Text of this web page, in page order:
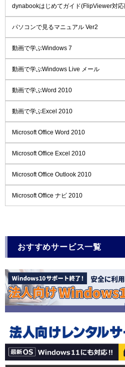
dynabookはじめてガイド(FlipViewer対応
パソコンで見るマニュアル Ver2
動画で学ぶWindows 7
動画で学ぶWindows Live メール
動画で学ぶWord 2010
動画で学ぶExcel 2010
Microsoft Office Word 2010
Microsoft Office Excel 2010
Microsoft Office Outlook 2010
Microsoft Office ナビ 2010
おすすめサービス一覧